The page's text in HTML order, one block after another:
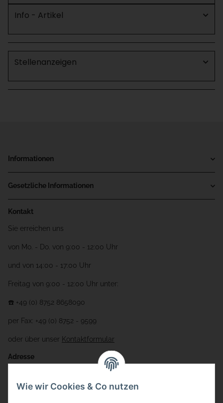
Info - Artikel
Stellenanzeigen
Informationen
Gesetzliche Informationen
Kontakt
Sie erreichen uns
von Mo. - Do. von 9:00 - 12:00 Uhr
und von 14:00 - 17:00 Uhr
Freitag von 9:00 - 12:00 Uhr unter:
☎️ +49 (0) 8752 8658090
per Fax: +49 (0) 8752 - 9599
oder über unser Kontaktformular
Adresse
Gewerbering 17
Wie wir Cookies & Co nutzen